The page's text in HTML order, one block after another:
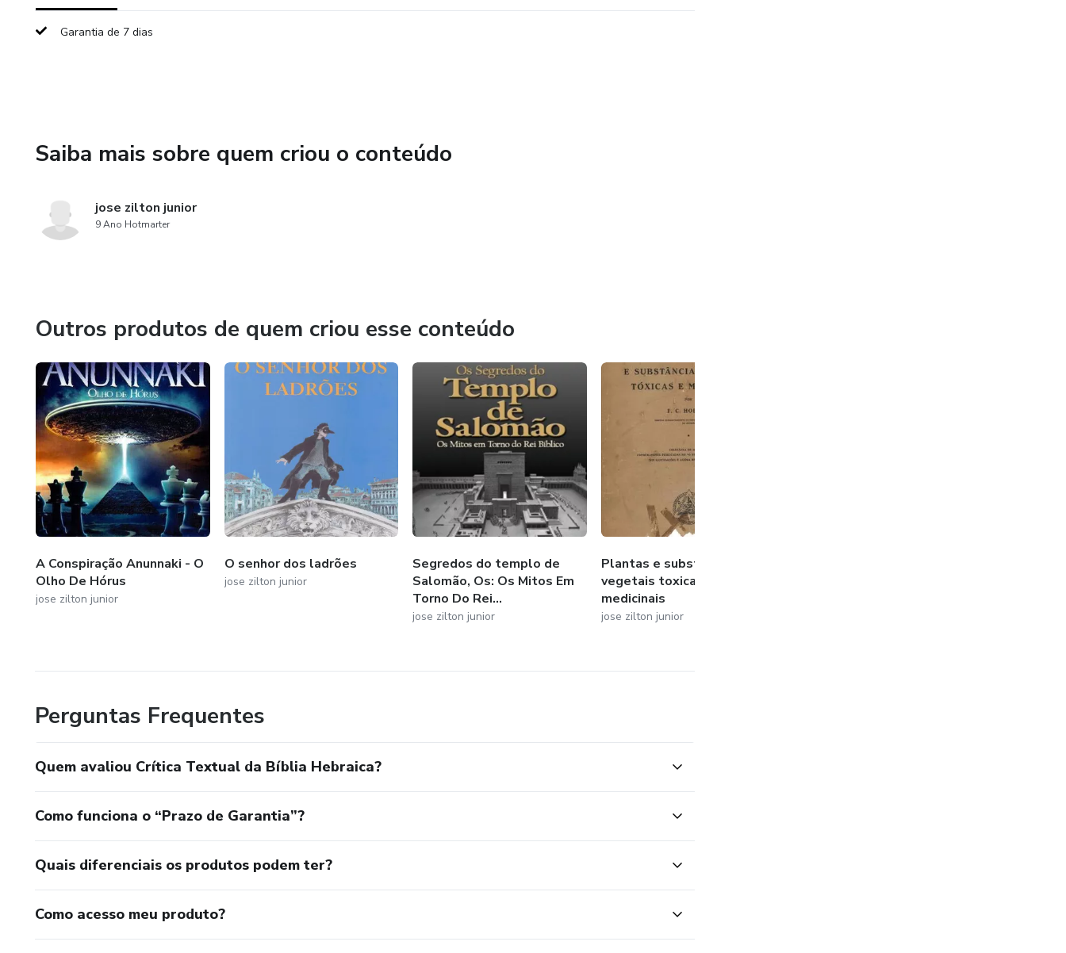
Garantia de 7 dias
Saiba mais sobre quem criou o conteúdo
jose zilton junior
9 Ano Hotmarter
Outros produtos de quem criou esse conteúdo
A Conspiração Anunnaki - O
Olho De Hórus
jose zilton junior
O senhor dos ladrões
jose zilton junior
Segredos do templo de
Salomão, Os: Os Mitos Em
Torno Do Rei...
jose zilton junior
Plantas e substancias
vegetais toxicas e
medicinais
jose zilton junior
Perguntas Frequentes
Quem avaliou Crítica Textual da Bíblia Hebraica?
Como funciona o “Prazo de Garantia”?
Quais diferenciais os produtos podem ter?
Como acesso meu produto?